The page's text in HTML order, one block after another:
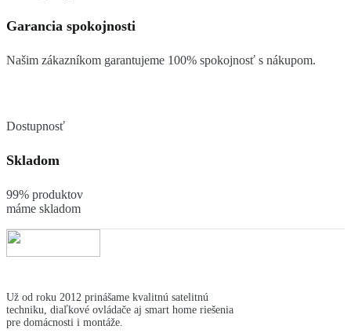
Garancia spokojnosti
Našim zákazníkom garantujeme 100% spokojnosť s nákupom.
Dostupnosť
Skladom
99% produktov
máme skladom
Už od roku 2012 prinášame kvalitnú satelitnú
techniku, diaľkové ovládače aj smart home riešenia
pre domácnosti i montáže.